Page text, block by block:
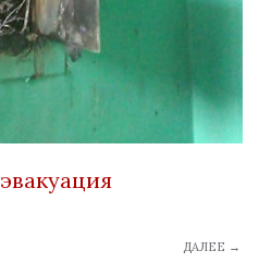
эвакуация
ДАЛЕЕ →